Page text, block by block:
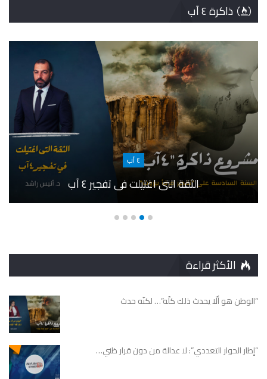
ذاكرة ٤ آب
قضية تفجبر مرفأ بيروت
الأكثر قراءة
“الوطن هو ألّا يحدث ذلك كلّه”… لكنّه حدث
“إطار الحوار التعددي”: لا عدالة من دون قرار ظني…